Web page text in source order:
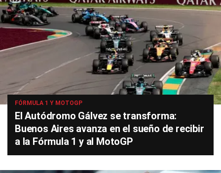
FÓRMULA 1 Y MOTOGP
El Autódromo Gálvez se transforma:
Buenos Aires avanza en el sueño de recibir
a la Fórmula 1 y al MotoGP